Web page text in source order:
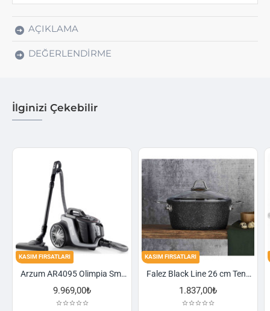
AÇIKLAMA
DEĞERLENDIRME
İlginizi Çekebilir
Arzum AR4095 Olimpia Smart Cyclone Filtreli Süpürge - Füme
KASIM FIRSATLARI
Falez Black Line 26 cm Tencere
KASIM